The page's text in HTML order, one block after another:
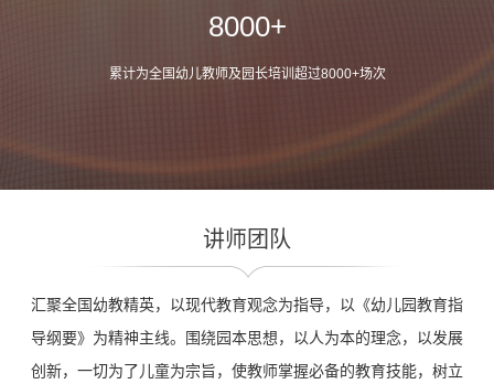
0+
累计为全国幼儿教师及园长培训 超过8000+场次
讲师团队
汇聚全国幼教精英，以现代教育观念为指导，以《幼儿园教育指
导纲要》为精神主线。围绕园本思想，以人为本的理念，以发展
创新，一切为了儿童为宗旨，使教师掌握必备的教育技能，树立